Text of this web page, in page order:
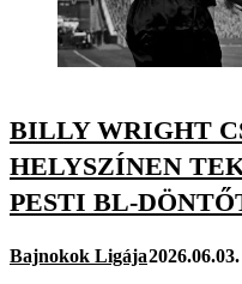
BILLY WRIGHT
HELYSZÍNEN
PESTI BL-
Bajnokok Ligája